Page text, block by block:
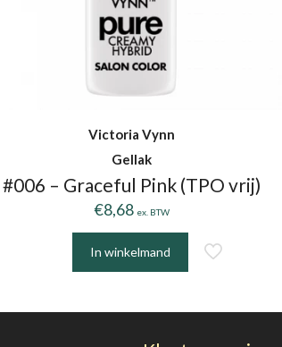
Victoria Vynn
Gellak
#006 – Graceful Pink (TPO vrij)
€8,68 ex. BTW
In winkelmand